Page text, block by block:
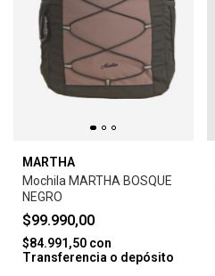
MARTHA
Mochila MARTHA BOSQUE
NEGRO
$99.990,00
$84.991,50 con
Transferencia o depósito